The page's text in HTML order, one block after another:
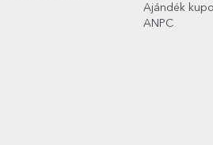
Ajándék
ANPC